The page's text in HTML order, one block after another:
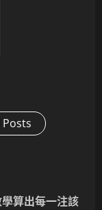
Posts
算出每一注該